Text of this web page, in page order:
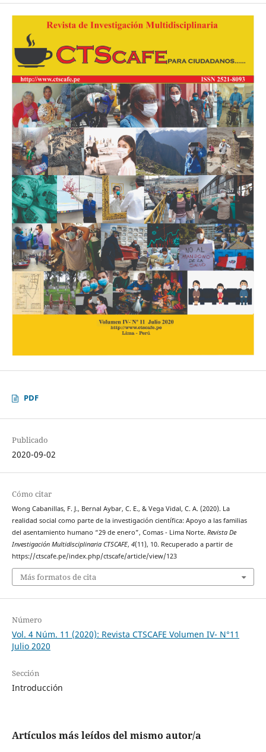
PDF
Publicado
2020-09-02
Cómo citar
Wong Cabanillas, F. J., Bernal Aybar, C. E., & Vega Vidal, C. A. (2020). La
realidad social como parte de la investigación científica: Apoyo a las familias
del asentamiento humano “29 de enero”, Comas - Lima Norte. Revista De
Investigación Multidisciplinaria CTSCAFE, 4(11), 10. Recuperado a partir de
https://ctscafe.pe/index.php/ctscafe/article/view/123
Más formatos de cita
Número
Vol. 4 Núm. 11 (2020): Revista CTSCAFE Volumen IV- N°11
Julio 2020
Sección
Introducción
Artículos más leídos del mismo autor/a